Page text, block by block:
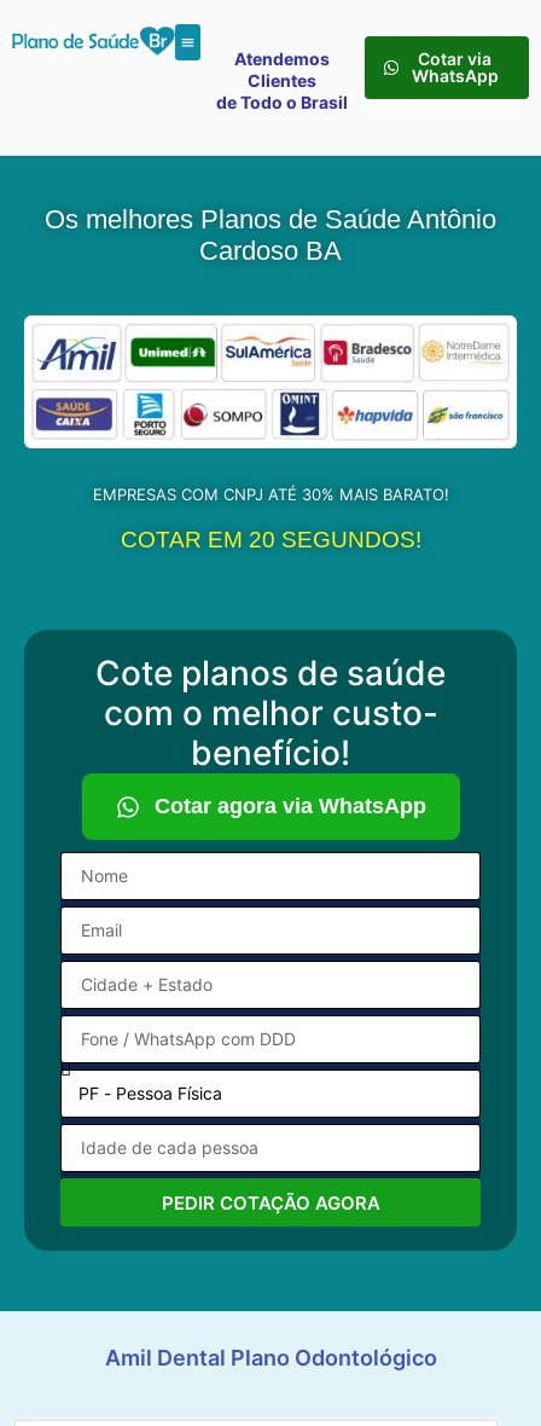
Atendemos
Clientes
de Todo o Brasil
Cotar via
WhatsApp
Os melhores Planos de Saúde Antônio
Cardoso BA
EMPRESAS COM CNPJ ATÉ 30% MAIS BARATO!
COTAR EM 20 SEGUNDOS!​
Cote planos de saúde
com o melhor custo-
benefício!
Cotar agora via WhatsApp
PEDIR COTAÇÃO AGORA
Amil Dental Plano Odontológico